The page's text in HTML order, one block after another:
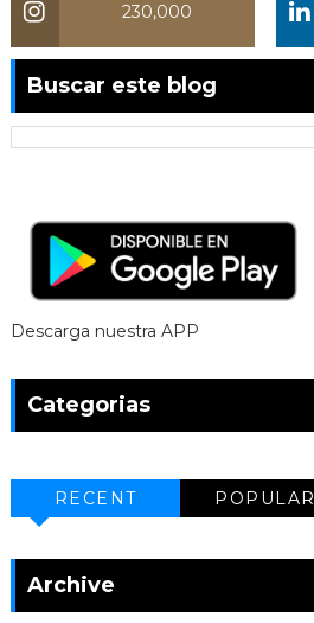
230,000
Buscar este blog
Descarga nuestra APP
Categorias
RECENT POPULAR
Archive